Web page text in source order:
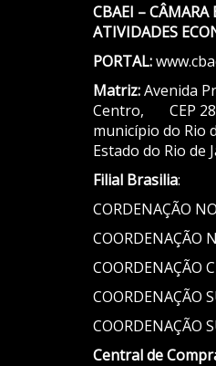
CBAEI – CÂMARA
ATIVIDADES
PORTAL:
Matriz:Avenida
Centro, CEP 28
município do Rio
Estado do Rio de
Filial Brasilia:
CORDENAÇÃO
COORDENAÇÃO
COORDENAÇÃO
COORDENAÇÃO
COORDENAÇÃO
Central de